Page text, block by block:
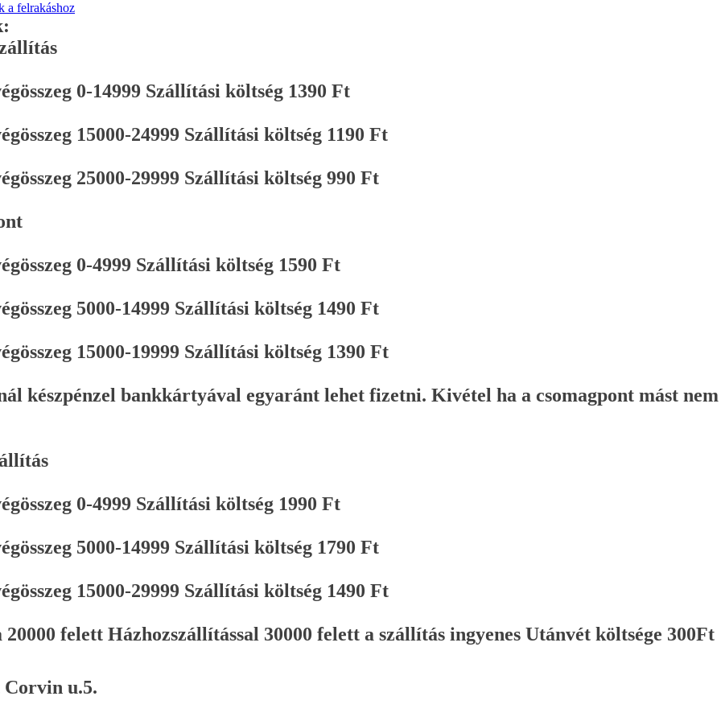
a felrakáshoz
0-14999 Szállítási költség 1390 Ft
15000-24999 Szállítási költség 1190 Ft
25000-29999 Szállítási költség 990 Ft
0-4999 Szállítási költség 1590 Ft
5000-14999 Szállítási költség 1490 Ft
15000-19999 Szállítási költség 1390 Ft
készpénzel bankkártyával egyaránt lehet fizetni. Kivétel ha a csomagpont mást nem
0-4999 Szállítási költség 1990 Ft
5000-14999 Szállítási költség 1790 Ft
15000-29999 Szállítási költség 1490 Ft
20000 felett Házhozszállítással 30000 felett a szállítás ingyenes Utánvét költsége 300Ft
Corvin u.5.